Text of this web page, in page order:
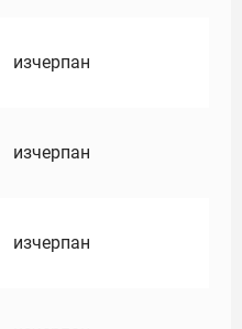
изчерпан
изчерпан
изчерпан